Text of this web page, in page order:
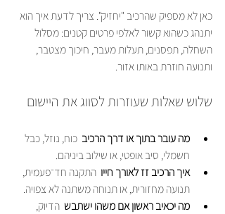
כאן לא מספיק שהרכיב "יחזיק". צריך לדעת איך הוא
יתנהג כשהוא קשור לאלפי פרטים קטנים: מסלול
השחלה, תפסנים, תעלות מעבר, חיכוך מצטבר,
ותנועה חוזרת באותו אזור.
שלוש שאלות שעוזרות לסווג את היישום
מה עובר בתוך או דרך הרכיב
  כוח, נוזל, כבל
חשמלי, סיב אופטי, או שילוב ביניהם.
איך הרכיב זז לאורך חייו
  התקנה חד־פעמית,
תנועה מחזורית, או תנוחה משתנה לא צפויה.
מה יכאיב ראשון אם משהו ישתבש
  הדיוק,